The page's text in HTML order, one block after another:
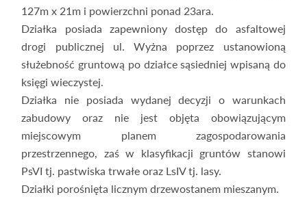
127m x 21m i powierzchni ponad 23ara.
Działka posiada zapewniony dostęp do asfaltowej
drogi publicznej ul. Wyżna poprzez ustanowioną
służebność gruntową po działce sąsiedniej wpisaną do
księgi wieczystej.
Działka nie posiada wydanej decyzji o warunkach
zabudowy oraz nie jest objęta obowiązującym
miejscowym planem zagospodarowania
przestrzennego, zaś w klasyfikacji gruntów stanowi
PsVI tj. pastwiska trwałe oraz LsIV tj. lasy.
Działki porośnięta licznym drzewostanem mieszanym.